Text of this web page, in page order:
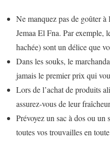
Ne manquez pas de goûter
Jemaa El Fna. Par exemple,
hachée) sont un délice que
Dans les souks, le
jamais le premier prix qui
Lors de l’achat de produits
assurez-vous de leur
Prévoyez un sac à dos ou un
toutes vos trouvailles en